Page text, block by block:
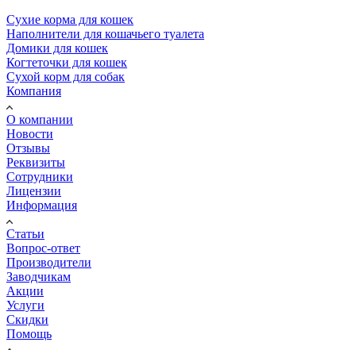
Сухие корма для кошек
Наполнители для кошачьего туалета
Домики для кошек
Когтеточки для кошек
Сухой корм для собак
Компания
О компании
Новости
Отзывы
Реквизиты
Сотрудники
Лицензии
Информация
Статьи
Вопрос-ответ
Производители
Заводчикам
Акции
Услуги
Скидки
Помощь